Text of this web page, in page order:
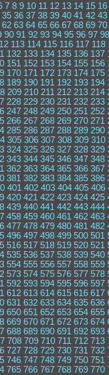
7 8 9 10 11 12 13 14 15 16
35 36 37 38 39 40 41 42 43
62 63 64 65 66 67 68 69 70
90 91 92 93 94 95 96 97 98
113 114 115 116 117 118
132 133 134 135 136 137
151 152 153 154 155 156
170 171 172 173 174 175
189 190 191 192 193 194
209 210 211 212 213 214
228 229 230 231 232 233
247 248 249 250 251 252
266 267 268 269 270 271
285 286 287 288 289 290
305 306 307 308 309 310
324 325 326 327 328 329
343 344 345 346 347 348
362 363 364 365 366 367
381 382 383 384 385 386
401 402 403 404 405 406
420 421 422 423 424 425
439 440 441 442 443 444
458 459 460 461 462 463
477 478 479 480 481 482
496 497 498 499 500 501
516 517 518 519 520 521
535 536 537 538 539 540
554 555 556 557 558 559
573 574 575 576 577 578
592 593 594 595 596 597
612 613 614 615 616 617
631 632 633 634 635 636
650 651 652 653 654 655
669 670 671 672 673 674
688 689 690 691 692 693
708 709 710 711 712 713
727 728 729 730 731 732
746 747 748 749 750 751
765 766 767 768 769 770